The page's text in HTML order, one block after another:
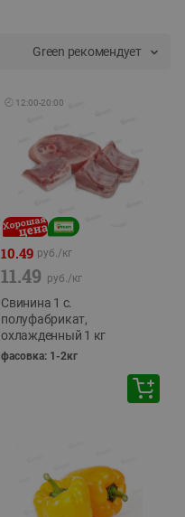
Green рекомендует
🕘 12:00-20:00
10.49 руб./кг
11.49 руб./кг
Свинина 1 с.
полуфабрикат,
охлажденный 1 кг
фасовка: 1-2кг